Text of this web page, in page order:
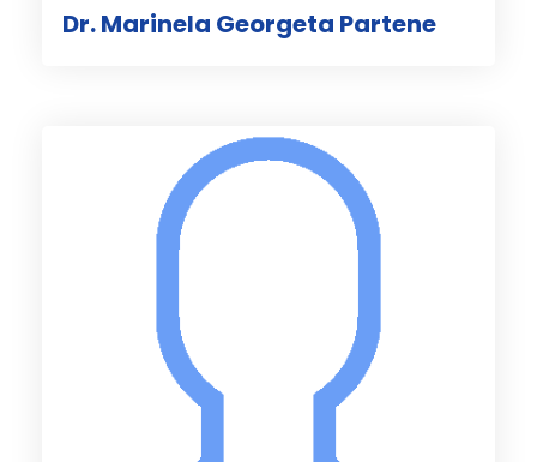
Dr. Marinela Georgeta Partene